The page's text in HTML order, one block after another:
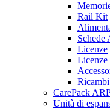
Rail Kit
Schede
Licenze
Licenze
Ricambi
CarePack
Unità di